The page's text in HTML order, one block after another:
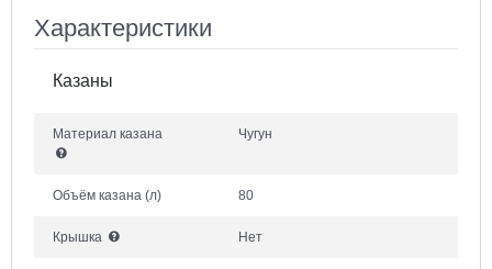
Характеристики
Казаны
Материал казана Чугун
Объём казана (л) 80
Крышка Нет